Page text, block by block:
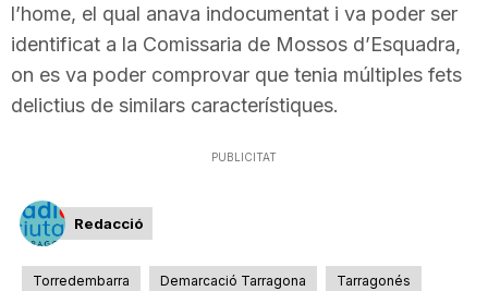
a
o
n
l’home, el qual anava indocumentat i va poder ser
identificat a la Comissaria de Mossos d’Esquadra,
on es va poder comprovar que tenia múltiples fets
delictius de similars característiques.
PUBLICITAT
Redacció
Torredembarra Demarcació Tarragona Tarragonés